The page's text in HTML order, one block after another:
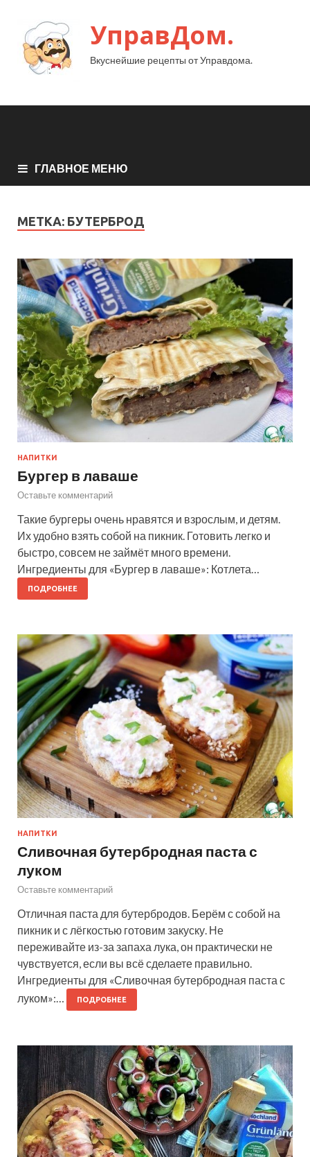
УправДом.
Вкуснейшие рецепты от Управдома.
ГЛАВНОЕ МЕНЮ
МЕТКА: БУТЕРБРОД
НАПИТКИ
Бургер в лаваше
Оставьте комментарий
Такие бургеры очень нравятся и взрослым, и детям.
Их удобно взять собой на пикник. Готовить легко и
быстро, совсем не займёт много времени.
Ингредиенты для «Бургер в лаваше»: Котлета…
ПОДРОБНЕЕ
НАПИТКИ
Сливочная бутербродная паста с
луком
Оставьте комментарий
Отличная паста для бутербродов. Берём с собой на
пикник и с лёгкостью готовим закуску. Не
переживайте из-за запаха лука, он практически не
чувствуется, если вы всё сделаете правильно.
Ингредиенты для «Сливочная бутербродная паста с
луком»:…
ПОДРОБНЕЕ